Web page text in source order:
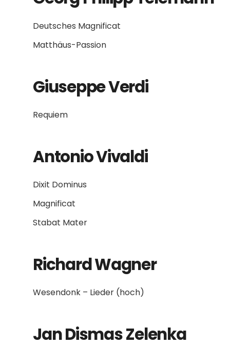
Deutsches Magnificat
Matthäus-Passion
Giuseppe Verdi
Requiem
Antonio Vivaldi
Dixit Dominus
Magnificat
Stabat Mater
Richard Wagner
Wesendonk – Lieder (hoch)
Jan Dismas Zelenka